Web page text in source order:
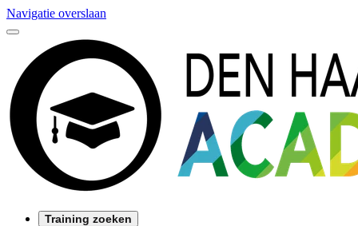
Navigatie overslaan
Training zoeken